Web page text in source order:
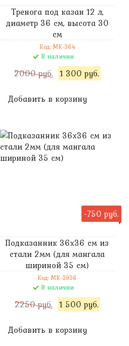
Тренога под казан 12 л,
диаметр 36 см, высота 30
см
Код: MK-364
В наличии
2000 руб. 1 300 руб.
Добавить в корзину
-750 руб.
Подказанник 36х36 см из
стали 2мм (для мангала
шириной 35 см)
Код: MK-3936
В наличии
2250 руб. 1 500 руб.
Добавить в корзину